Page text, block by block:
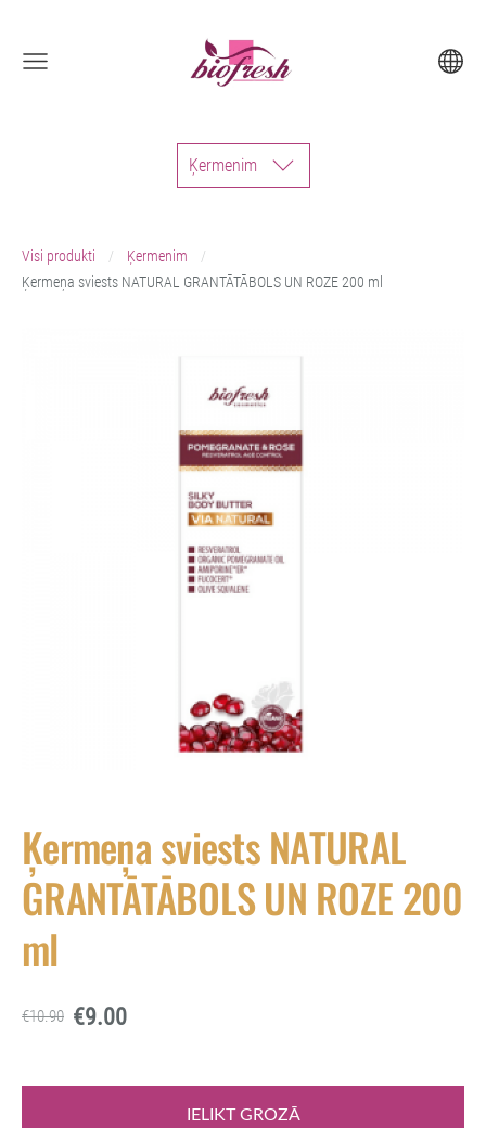
Ķermenim
Visi produkti
Ķermenim
Ķermeņa sviests NATURAL GRANTĀTĀBOLS UN ROZE 200 ml
Ķermeņa sviests NATURAL
GRANTĀTĀBOLS UN ROZE 200
ml
€10.90 €9.00
IELIKT GROZĀ